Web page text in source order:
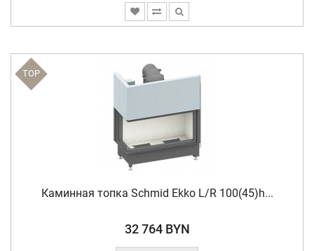
TOP
Каминная топка Schmid Ekko L/R 100(45)h...
32 764 BYN